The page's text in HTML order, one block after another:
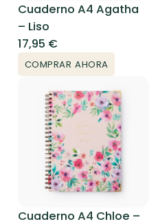
Cuaderno A4 Agatha
– Liso
17,95 €
COMPRAR AHORA
Cuaderno A4 Chloe –